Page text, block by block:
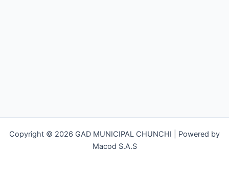
Copyright © 2026 GAD MUNICIPAL CHUNCHI | Powered by
Macod S.A.S